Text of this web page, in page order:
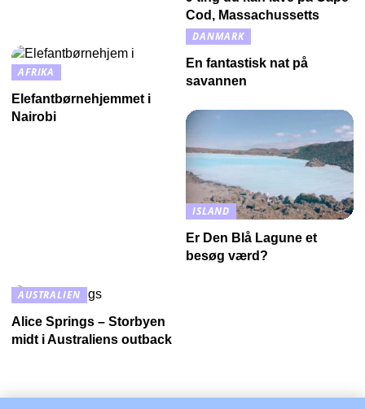
Cod, Massachussetts
AFRIKA
Elefantbørnehjemmet i
Nairobi
DANMARK
En fantastisk nat på
savannen
ISLAND
Er Den Blå Lagune et
besøg værd?
AUSTRALIEN
Alice Springs – Storbyen
midt i Australiens outback